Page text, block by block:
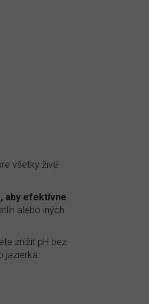
všetky živé
aby efektívne
alebo iných
znížiť pH bez
jazierka.